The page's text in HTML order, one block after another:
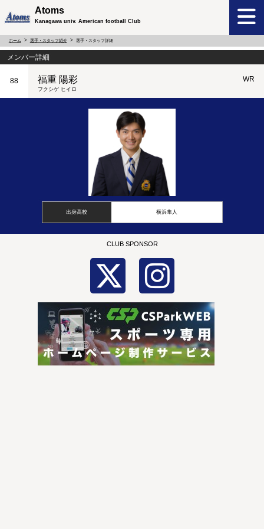
Atoms
Kanagawa univ. American football Club
ホーム 選手・スタッフ紹介 選手・スタッフ詳細
メンバー詳細
88 福重 陽彩
フクシゲ ヒイロ
WR
出身高校 横浜隼人
CLUB SPONSOR